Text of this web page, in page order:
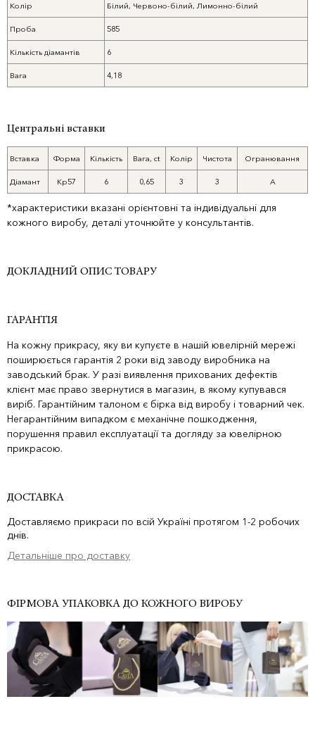
Колір Білий, Червоно-білий, Лимонно-білий
Проба 585
Кількість діамантів 6
Вага 4,18
Центральні вставки
Вставка Форма Кількість Вага, ct Колір Чистота Огранювання
Діамант Кр57 6 0,65 3 3 А
*характеристики вказані орієнтовні та індивідуальні для
кожного виробу, деталі уточнюйте у консультантів.
ДОКЛАДНИЙ ОПИС ТОВАРУ
ГАРАНТІЯ
На кожну прикрасу, яку ви купуєте в нашій ювелірній мережі
поширюється гарантія 2 роки від заводу виробника на
заводський брак. У разі виявлення прихованих дефектів
клієнт має право звернутися в магазин, в якому купувався
виріб. Гарантійним талоном є бірка від виробу і товарний чек.
Негарантійним випадком є механічне пошкодження,
порушення правил експлуатації та догляду за ювелірною
прикрасою.
ДОСТАВКА
Доставляємо прикраси по всій Україні протягом 1-2 робочих
днів.
Детальніше про доставку
ФІРМОВА УПАКОВКА ДО КОЖНОГО ВИРОБУ